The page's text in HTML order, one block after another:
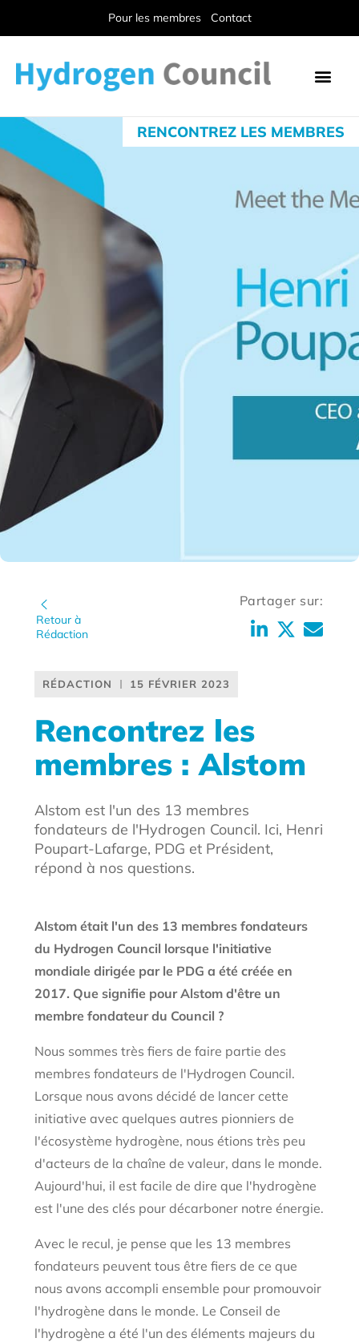
Pour les membres Contact
RENCONTREZ LES MEMBRES
Retour à
Rédaction
Partager sur:
RÉDACTION 15 FÉVRIER 2023
Rencontrez les
membres : Alstom
Alstom est l'un des 13 membres
fondateurs de l'Hydrogen Council. Ici, Henri
Poupart-Lafarge, PDG et Président,
répond à nos questions.
Alstom était l'un des 13 membres fondateurs
du Hydrogen Council lorsque l'initiative
mondiale dirigée par le PDG a été créée en
2017. Que signifie pour Alstom d'être un
membre fondateur du Council ?
Nous sommes très fiers de faire partie des
membres fondateurs de l'Hydrogen Council.
Lorsque nous avons décidé de lancer cette
initiative avec quelques autres pionniers de
l'écosystème hydrogène, nous étions très peu
d'acteurs de la chaîne de valeur, dans le monde.
Aujourd'hui, il est facile de dire que l'hydrogène
est l'une des clés pour décarboner notre énergie.
Avec le recul, je pense que les 13 membres
fondateurs peuvent tous être fiers de ce que
nous avons accompli ensemble pour promouvoir
l'hydrogène dans le monde. Le Conseil de
l'hydrogène a été l'un des éléments majeurs du